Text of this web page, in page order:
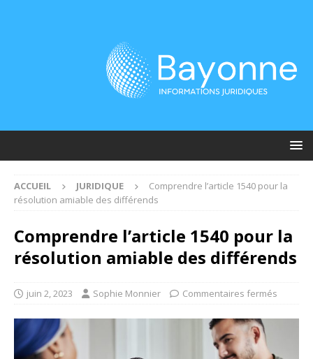
ACCUEIL JURIDIQUE
Comprendre l’article 1540 pour la
résolution amiable des différends
Comprendre l’article 1540 pour la
résolution amiable des différends
juin 2, 2023 Sophie Monnier Commentaires fermés